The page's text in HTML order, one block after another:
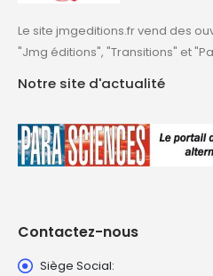
Le site jmgeditions.fr vend des
"Jmg éditions", "Transitions" et
Notre site d'actualité
Contactez-nous
Siège Social: